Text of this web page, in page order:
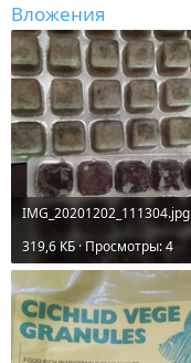
Вложения
IMG_20201202_111304.jpg
319,6 КБ · Просмотры: 4